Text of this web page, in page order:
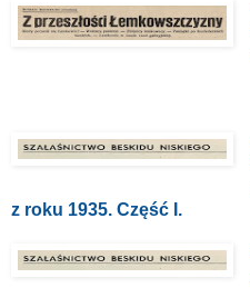
z roku 1935. Część I.